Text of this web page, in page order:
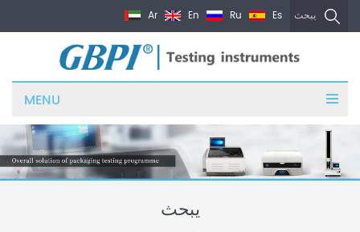
يبحث Ar En Ru Es
MENU
يبحث